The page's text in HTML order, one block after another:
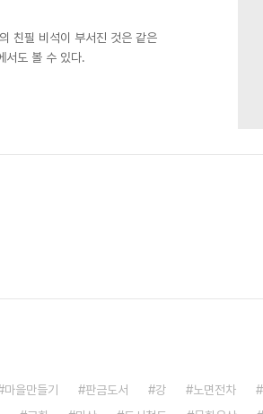
친필 비석이 부서진 것은 같은
서도 볼 수 있다.
마을만들기 판금도서 강 노면전차